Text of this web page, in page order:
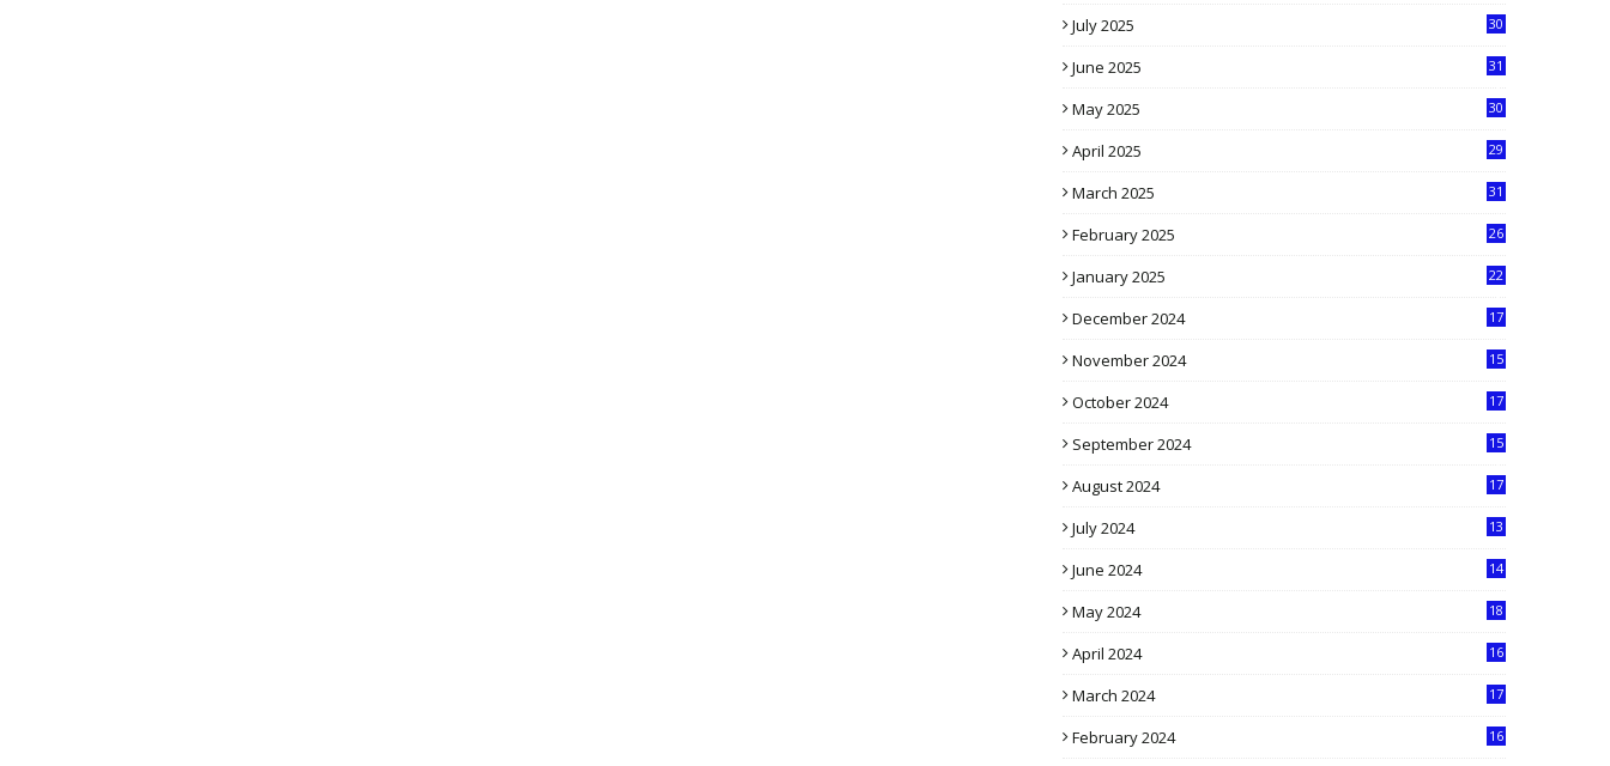
July 2025
30
June 2025
31
May 2025
30
April 2025
29
March 2025
31
February 2025
26
January 2025
22
December 2024
17
November 2024
15
October 2024
17
September 2024
15
August 2024
17
July 2024
13
June 2024
14
May 2024
18
April 2024
16
March 2024
17
February 2024
16